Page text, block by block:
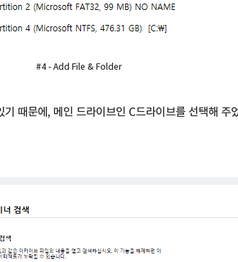
#4 - Add File & Folder
때문에, 메인 드라이브인 C드라이브를 선택해 주